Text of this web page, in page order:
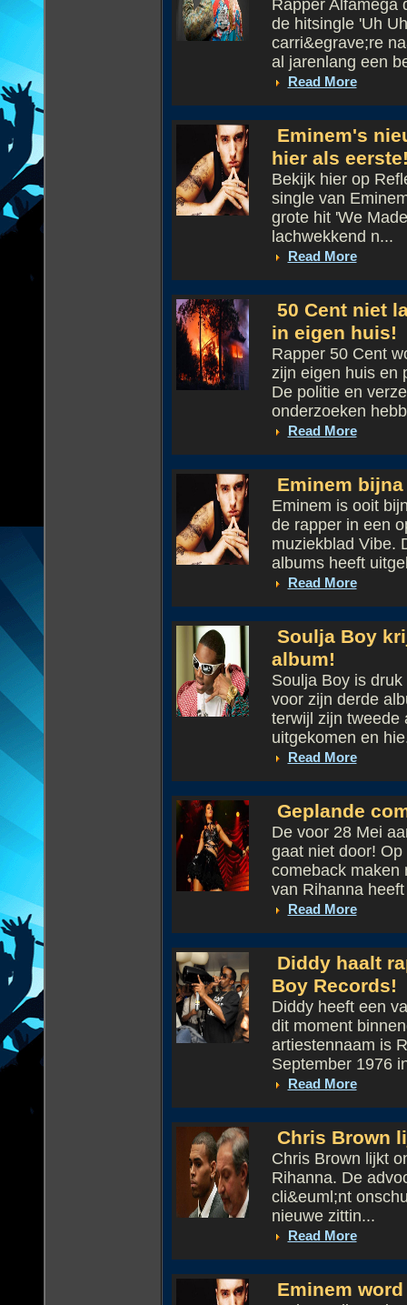
Rapper Alfamega
de hitsingle 'Uh
carri&egrave;re
al jarenlang een
Read More
Eminem's
hier als
Bekijk hier op
single van
grote hit 'We
lachwekkend n...
Read More
50 Cent niet
in eigen huis!
Rapper 50 Cent
zijn eigen huis en
De politie en
onderzoeken
Read More
Eminem
Eminem is ooit
de rapper in een
muziekblad Vibe.
albums heeft
Read More
Soulja Boy
album!
Soulja Boy is
voor zijn derde
terwijl zijn tweede
uitgekomen en
Read More
Geplande
De voor 28 Mei
gaat niet door!
comeback maken
van Rihanna
Read More
Diddy haalt
Boy Records!
Diddy heeft een
dit moment
artiestennaam is
September 1976
Read More
Chris Brown
Chris Brown lijkt
Rihanna. De
cli&euml;nt
nieuwe zittin...
Read More
Eminem